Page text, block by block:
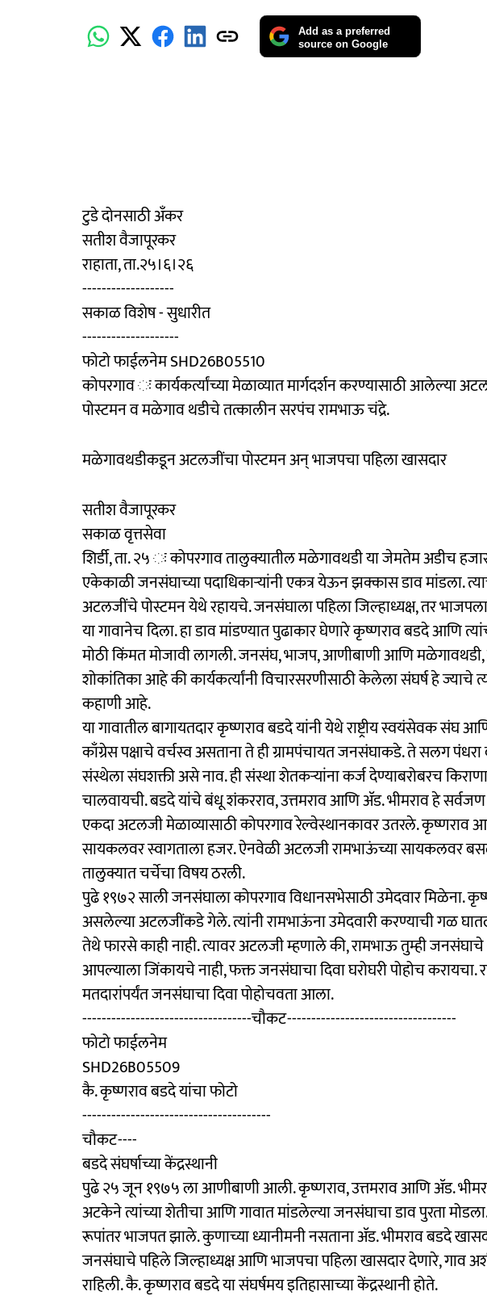
Add as a preferred
source on Google
टुडे दोनसाठी अँकर
सतीश वैजापूरकर
राहाता, ता.२५।६।२६
-------------------
सकाळ विशेष - सुधारीत
--------------------
फोटो फाईलनेम SHD26B05510
कोपरगाव ः कार्यकर्त्यांच्या मेळाव्यात मार्गदर्शन करण्यासाठी आलेल्या
पोस्टमन व मळेगाव थडीचे तत्कालीन सरपंच रामभाऊ चंद्रे.
मळेगावथडीकडून अटलजींचा पोस्टमन अन् भाजपचा पहिला खासदार
सतीश वैजापूरकर
सकाळ वृत्तसेवा
शिर्डी, ता. २५ ः कोपरगाव तालुक्यातील मळेगावथडी या जेमतेम अडीच
एकेकाळी जनसंघाच्या पदाधिकाऱ्यांनी एकत्र येऊन झक्कास डाव मांडला.
अटलजींचे पोस्टमन येथे रहायचे. जनसंघाला पहिला जिल्हाध्यक्ष, तर
या गावानेच दिला. हा डाव मांडण्यात पुढाकार घेणारे कृष्णराव बडदे आणि
मोठी किंमत मोजावी लागली. जनसंघ, भाजप, आणीबाणी आणि
शोकांतिका आहे की कार्यकर्त्यांनी विचारसरणीसाठी केलेला संघर्ष हे
कहाणी आहे.
या गावातील बागायतदार कृष्णराव बडदे यांनी येथे राष्ट्रीय स्वयंसेवक संघ
काँग्रेस पक्षाचे वर्चस्व असताना ते ही ग्रामपंचायत जनसंघाकडे. ते सलग
संस्थेला संघशक्ती असे नाव. ही संस्था शेतकऱ्यांना कर्ज देण्याबरोबरच
चालवायची. बडदे यांचे बंधू शंकरराव, उत्तमराव आणि ॲड. भीमराव हे
एकदा अटलजी मेळाव्यासाठी कोपरगाव रेल्वेस्थानकावर उतरले. कृष्णराव
सायकलवर स्वागताला हजर. ऐनवेळी अटलजी रामभाऊंच्या सायकलवर
तालुक्यात चर्चेचा विषय ठरली.
पुढे १९७२ साली जनसंघाला कोपरगाव विधानसभेसाठी उमेदवार मिळेना.
असलेल्या अटलजींकडे गेले. त्यांनी रामभाऊंना उमेदवारी करण्याची गळ
तेथे फारसे काही नाही. त्यावर अटलजी म्हणाले की, रामभाऊ तुम्ही
आपल्याला जिंकायचे नाही, फक्त जनसंघाचा दिवा घरोघरी पोहोच करायचा.
मतदारांपर्यंत जनसंघाचा दिवा पोहोचवता आला.
-----------------------------------चौकट-----------------------------------
फोटो फाईलनेम
SHD26B05509
कै. कृष्णराव बडदे यांचा फोटो
---------------------------------------
चौकट----
बडदे संघर्षाच्या केंद्रस्थानी
पुढे २५ जून १९७५ ला आणीबाणी आली. कृष्णराव, उत्तमराव आणि ॲड.
अटकेने त्यांच्या शेतीचा आणि गावात मांडलेल्या जनसंघाचा डाव पुरता
रूपांतर भाजपत झाले. कुणाच्या ध्यानीमनी नसताना ॲड. भीमराव बडदे
जनसंघाचे पहिले जिल्हाध्यक्ष आणि भाजपचा पहिला खासदार देणारे,
राहिली. कै. कृष्णराव बडदे या संघर्षमय इतिहासाच्या केंद्रस्थानी होते.